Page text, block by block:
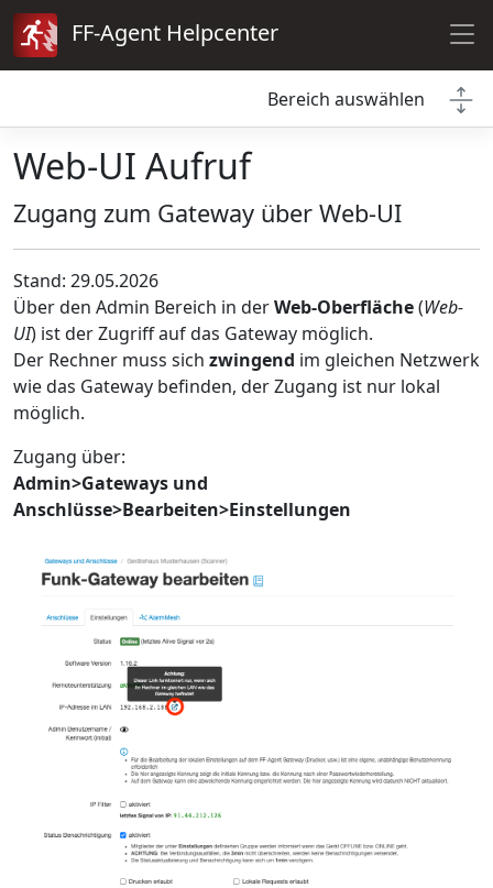
FF-Agent Helpcenter
Bereich auswählen
Web-UI Aufruf
Zugang zum Gateway über Web-UI
Stand: 29.05.2026
Über den Admin Bereich in derWeb-Oberfläche(Web-
UI) ist der Zugriff auf das Gateway möglich.
Der Rechner muss sich zwingend im gleichen Netzwerk
wie das Gateway befinden, der Zugang ist nur lokal
möglich.
Zugang über:
Admin>Gateways und
Anschlüsse>Bearbeiten>Einstellungen